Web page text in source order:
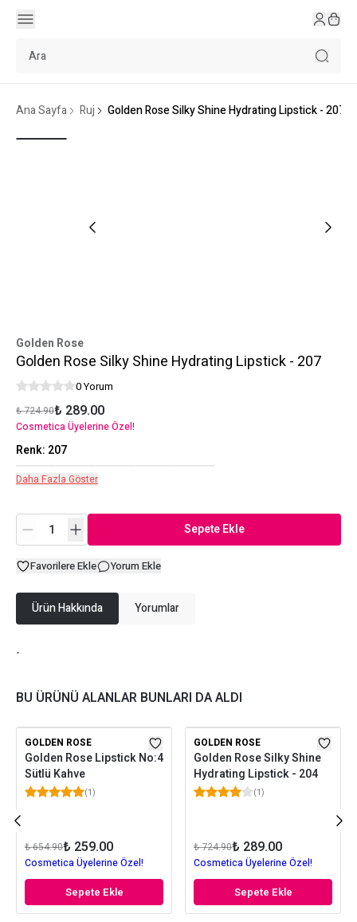
Ana Sayfa Ruj Golden Rose Silky Shine Hydrating Lipstick - 207
Golden Rose
Golden Rose Silky Shine Hydrating Lipstick - 207
0 Yorum
₺ 724.90₺ 289.00
Cosmetica Üyelerine Özel!
Renk: 207
Daha Fazla Göster
Sepete Ekle
Favorilere Ekle Yorum Ekle
Ürün Hakkında Yorumlar
-
BU ÜRÜNÜ ALANLAR BUNLARI DA ALDI
GOLDEN ROSE
Golden Rose Lipstick No:4
Sütlü Kahve
(1)
₺ 654.90₺ 259.00
Cosmetica Üyelerine Özel!
Sepete Ekle
GOLDEN ROSE
Golden Rose Silky Shine
Hydrating Lipstick - 204
(1)
₺ 724.90₺ 289.00
Cosmetica Üyelerine Özel!
Sepete Ekle